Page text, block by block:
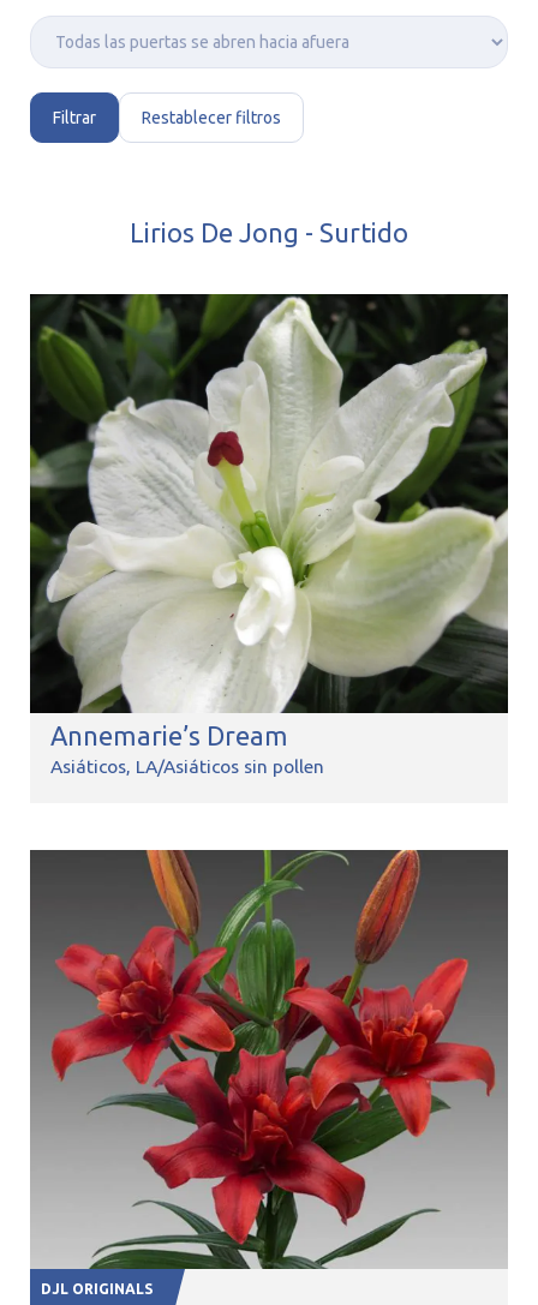
Filtrar Restablecer filtros
Lirios De Jong - Surtido
Annemarie’s Dream
Asiáticos LA/Asiáticos sin pollen
DJL ORIGINALS